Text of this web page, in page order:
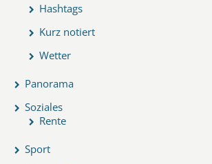
Hashtags
Kurz notiert
Wetter
Panorama
Soziales
Rente
Sport